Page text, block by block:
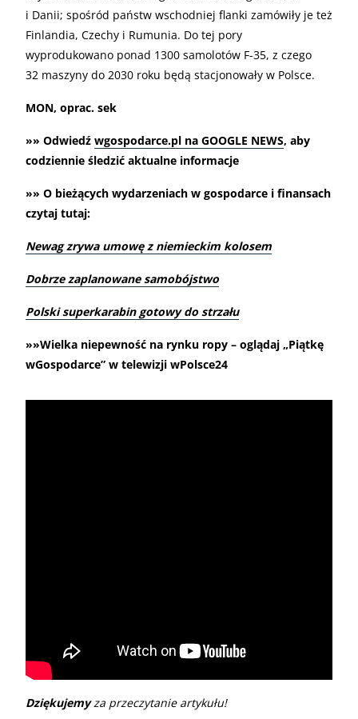
i Danii; spośród państw wschodniej flanki zamówiły je też
Finlandia, Czechy i Rumunia. Do tej pory
wyprodukowano ponad 1300 samolotów F-35, z czego
32 maszyny do 2030 roku będą stacjonowały w Polsce.
MON, oprac. sek
»» Odwiedź wgospodarce.pl na GOOGLE NEWS, aby
codziennie śledzić aktualne informacje
»» O bieżących wydarzeniach w gospodarce i finansach
czytaj tutaj:
Newag zrywa umowę z niemieckim kolosem
Dobrze zaplanowane samobójstwo
Polski superkarabin gotowy do strzału
»»Wielka niepewność na rynku ropy – oglądaj „Piątkę
wGospodarce” w telewizji wPolsce24
Dziękujemyza przeczytanie artykułu!